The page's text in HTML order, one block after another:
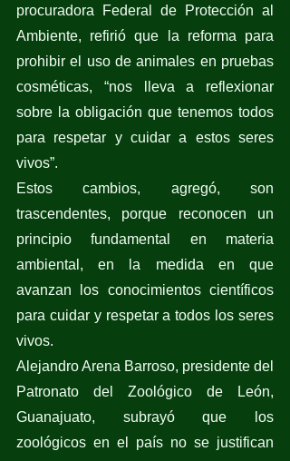
procuradora Federal de Protección al
Ambiente, refirió que la reforma para
prohibir el uso de animales en pruebas
cosméticas, “nos lleva a reflexionar
sobre la obligación que tenemos todos
para respetar y cuidar a estos seres
vivos”.
Estos cambios, agregó, son
trascendentes, porque reconocen un
principio fundamental en materia
ambiental, en la medida en que
avanzan los conocimientos científicos
para cuidar y respetar a todos los seres
vivos.
Alejandro Arena Barroso, presidente del
Patronato del Zoológico de León,
Guanajuato, subrayó que los
zoológicos en el país no se justifican